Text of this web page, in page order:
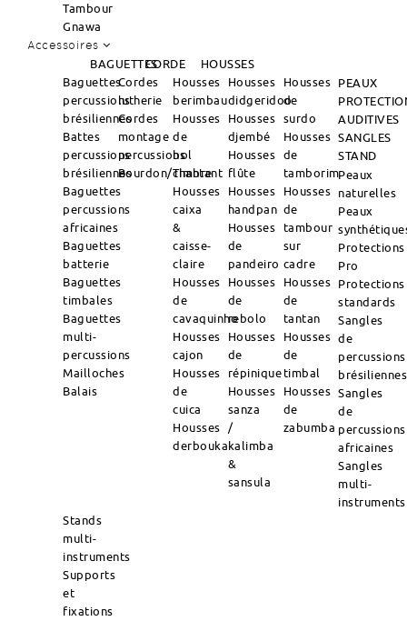
Tambour
Gnawa
Accessoires
BAGUETTESCORDE
HOUSSES
Baguettes
percussions
brésiliennes
Battes
percussions
brésiliennes
Baguettes
percussions
africaines
Baguettes
batterie
Baguettes
timbales
Baguettes
multi-
percussions
Mailloches
Balais
Cordes
lutherie
Cordes
montage
percussions
Bourdon/Timbre
Housses
berimbau
Housses
de
bol
chantant
Housses
caixa
&
caisse-
claire
Housses
de
cavaquinho
Housses
cajon
Housses
de
cuica
Housses
derbouka
Housses
didgeridoo
Housses
djembé
Housses
flûte
Housses
handpan
Housses
de
pandeiro
Housses
de
rebolo
Housses
de
répinique
Housses
sanza
/
kalimba
&
sansula
Housses
de
surdo
Housses
de
tamborim
Housses
de
tambour
sur
cadre
Housses
de
tantan
Housses
de
timbal
Housses
de
zabumba
PEAUX
AUDITIVES
SANGLES
STAND
Peaux
naturelles
Peaux
Protections
Pro
Protections
standards
Sangles
de
percussions
brésiliennes
Sangles
de
percussions
africaines
Sangles
multi-
instruments
Stands
multi-
instruments
Supports
et
fixations